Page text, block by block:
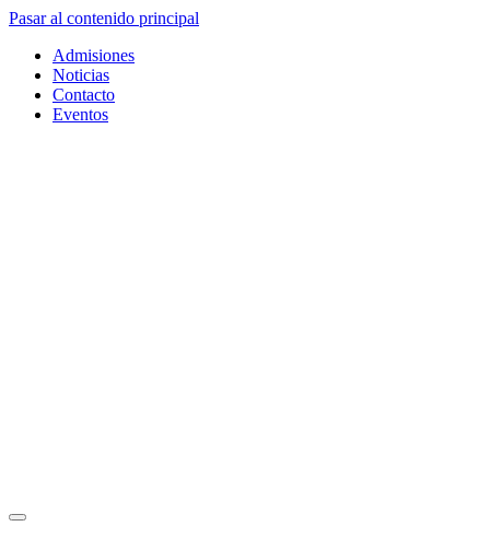
Pasar al contenido principal
Admisiones
Noticias
Contacto
Eventos